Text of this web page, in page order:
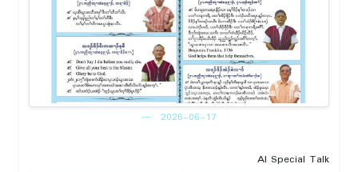
2026-06-17
AI Special Talk